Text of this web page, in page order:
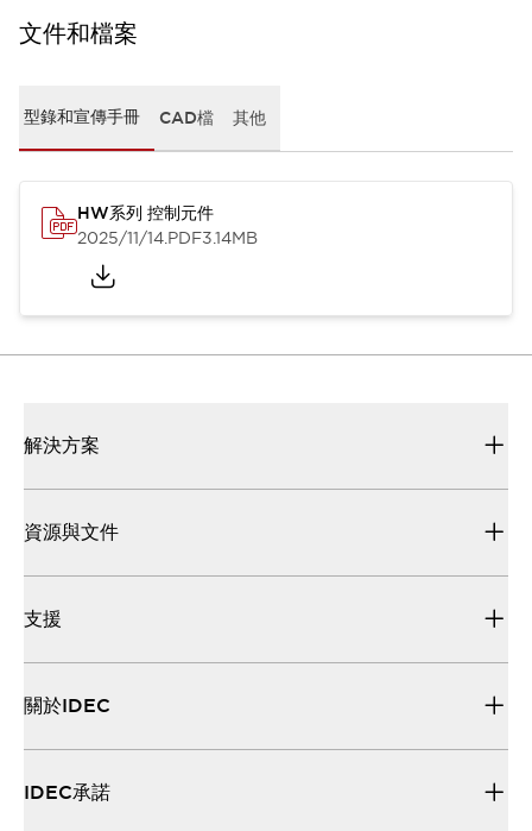
文件和檔案
型錄和宣傳手冊 CAD檔 其他
HW系列 控制元件
2025/11/14.PDF3.14MB
解決方案
資源與文件
支援
關於IDEC
IDEC承諾